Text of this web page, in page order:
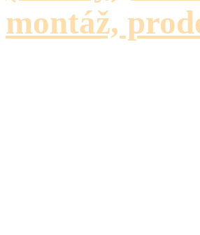
montáž,